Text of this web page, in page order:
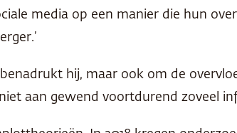
media op een manier die hun
hij, maar ook om de
aan gewend voortdurend zoveel